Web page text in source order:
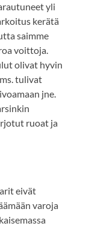
yli
kerätä
saimme
voittoja.
olivat hyvin
tulivat
jne.
ruoat ja
eivät
varoja